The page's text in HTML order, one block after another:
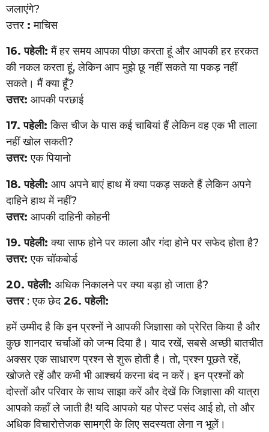
जलाएंगे?
उत्तर : माचिस
16. पहेली: मैं हर समय आपका पीछा करता हूं और आपकी हर हरकत
की नकल करता हूं, लेकिन आप मुझे छू नहीं सकते या पकड़ नहीं
सकते। मैं क्या हूँ?
उत्तर: आपकी परछाई
17. पहेली: किस चीज के पास कई चाबियां हैं लेकिन वह एक भी ताला
नहीं खोल सकती?
उत्तर: एक पियानो
18. पहेली: आप अपने बाएं हाथ में क्या पकड़ सकते हैं लेकिन अपने
दाहिने हाथ में नहीं?
उत्तर: आपकी दाहिनी कोहनी
19. पहेली: क्या साफ होने पर काला और गंदा होने पर सफेद होता है?
उत्तर: एक चॉकबोर्ड
20. पहेली: अधिक निकालने पर क्या बड़ा हो जाता है?
उत्तर: एक छेद26. पहेली:
हमें उम्मीद है कि इन प्रश्नों ने आपकी जिज्ञासा को प्रेरित किया है और
कुछ शानदार चर्चाओं को जन्म दिया है। याद रखें, सबसे अच्छी बातचीत
अक्सर एक साधारण प्रश्न से शुरू होती है। तो, प्रश्न पूछते रहें,
खोजते रहें और कभी भी आश्चर्य करना बंद न करें। इन प्रश्नों को
दोस्तों और परिवार के साथ साझा करें और देखें कि जिज्ञासा की यात्रा
आपको कहाँ ले जाती है! यदि आपको यह पोस्ट पसंद आई हो, तो और
अधिक विचारोत्तेजक सामग्री के लिए सदस्यता लेना न भूलें।